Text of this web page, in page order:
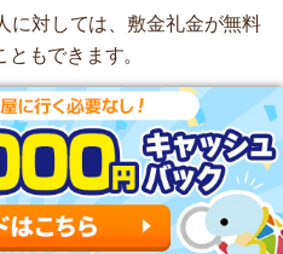
に対しては、敷金礼金が無料
もできます。
り扱っている
家具付きのお部屋を多く取り
初めて一人暮らしをする人は
ればならず費用がかさみま